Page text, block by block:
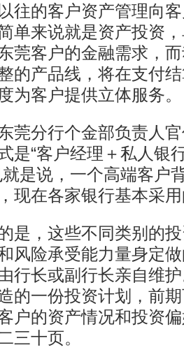
往的客户资产管理向
单来说就是资产投资
莞客户的金融需求，
的产品线，将在支付
为客户提供立体服务。
分行个金部负责人官
是“客户经理＋私人银
是说，一个高端客户
现在各家银行基本采
，这些不同类别的投
风险承受能力量身定
行长或副行长亲自维
的一份投资计划，前
户的资产情况和投资
三十页。